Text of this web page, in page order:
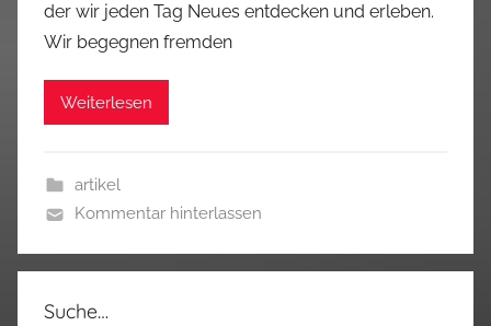
der wir jeden Tag Neues entdecken und erleben.
Wir begegnen fremden
Weiterlesen
artikel
Kommentar hinterlassen
Suche…